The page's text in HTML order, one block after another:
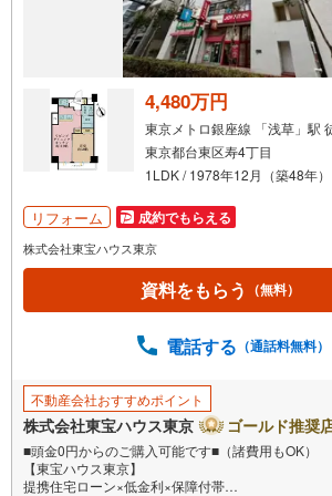
マ
イ
ペ
ジ
存
す
る
4,480万円
東京メトロ銀座線 「浅草」駅
東京都台東区寿4丁目
1LDK / 1978年12月（築48年）
リフォーム 成約でもらえる
株式会社東宝ハウス東京
資料をもらう （無料）
電話する （通話料無料）
不動産会社おすすめポイント
株式会社東宝ハウス東京 ゴールド推奨
■頭金0円からのご購入可能です■（諸費用もOK）
【東宝ハウス東京】
提携住宅ローン×低金利×保障付帯